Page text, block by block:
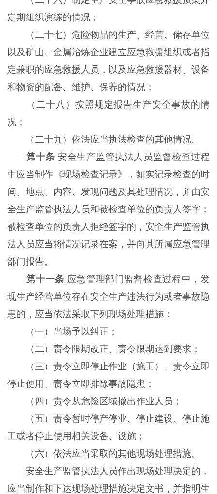
定期组织演练的情况；
（二十七）危险物品的生产、经营、储存单位
以及矿山、金属冶炼企业建立应急救援组织或者指
定兼职的应急救援人员，以及应急救援器材、设备
和物资的配备、维护、保养的情况；
（二十八）按照规定报告生产安全事故的情
况；
（二十九）依法应当执法检查的其他情况。
第十条 安全生产监管执法人员监督检查过程
中应当制作《现场检查记录》，如实记录检查的时
间、地点、内容、发现问题及其处理情况，并由安
全生产监管执法人员和被检查单位的负责人签字；
被检查单位的负责人拒绝签字的，安全生产监管执
法人员应当将情况记录在案，并向其所属应急管理
部门报告。
第十一条 应急管理部门监督检查过程中，发
现生产经营单位存在安全生产违法行为或者事故隐
患的，应当依法采取下列现场处理措施：
（一）当场予以纠正；
（二）责令限期改正、责令限期达到要求；
（三）责令立即停止作业（施工）、责令立即
停止使用、责令立即排除事故隐患；
（四）责令从危险区域撤出作业人员；
（五）责令暂时停产停业、停止建设、停止施
工或者停止使用相关设备、设施；
（六）依法应当采取的其他现场处理措施。
安全生产监管执法人员作出现场处理决定的，
应当制作和下达现场处理措施决定文书，并指明生